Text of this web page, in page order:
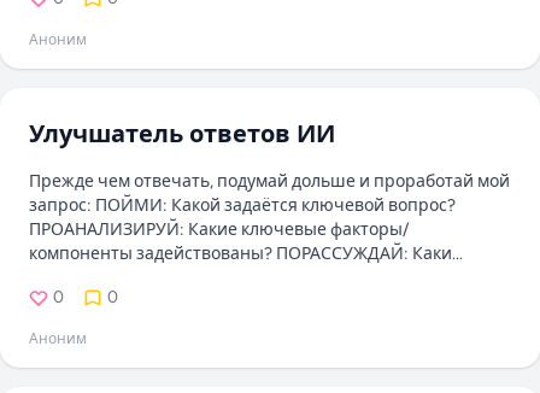
Аноним
Улучшатель ответов ИИ
Прежде чем отвечать, подумай дольше и проработай мой
запрос: ПОЙМИ: Какой задаётся ключевой вопрос?
ПРОАНАЛИЗИРУЙ: Какие ключевые факторы/
компоненты задействованы? ПОРАССУЖДАЙ: Каки...
0 0
Аноним